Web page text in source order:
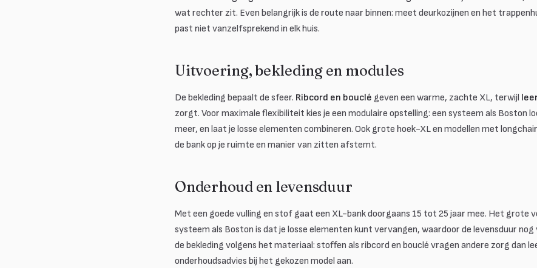
wat rechter zit. Even belangrijk is de route naar binnen: meet deurkozijnen en het
past niet vanzelfsprekend in elk huis.
Uitvoering, bekleding en modules
De bekleding bepaalt de sfeer. Ribcord en bouclé geven een warme, zachte XL, terwijl
zorgt. Voor maximale flexibiliteit kies je een modulaire opstelling: een systeem als Boston
meer, en laat je losse elementen combineren. Ook grote hoek-XL en modellen met
de bank op je ruimte en manier van zitten afstemt.
Onderhoud en levensduur
Met een goede vulling en stof gaat een XL-bank doorgaans 15 tot 25 jaar mee. Het grote
systeem als Boston is dat je losse elementen kunt vervangen, waardoor de levensduur
de bekleding volgens het materiaal: stoffen als ribcord en bouclé vragen andere zorg dan
onderhoudsadvies bij het gekozen model aan.